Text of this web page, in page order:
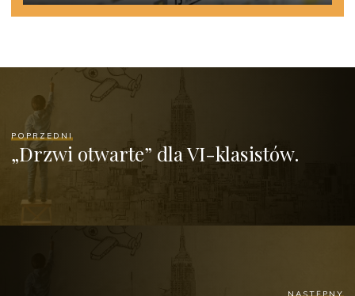
POPRZEDNI
„Drzwi otwarte” dla VI-klasistów.
NASTĘPNY